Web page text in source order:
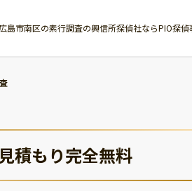
広島市南区の素行調査の興信所探偵社ならPIO探偵
積もり完全無料